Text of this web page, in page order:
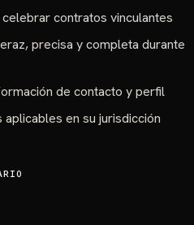
contratos vinculantes
precisa y completa durante
de contacto y perfil
en su jurisdicción